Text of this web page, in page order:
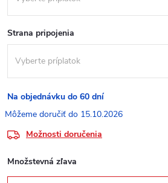
Strana pripojenia
Na objednávku do 60 dní
15.10.2026
Možnosti doručenia
Množstevná zľava